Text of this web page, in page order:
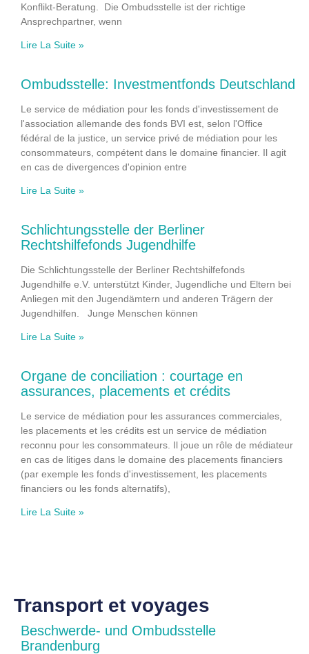
Konflikt-Beratung. Die Ombudsstelle ist der richtige
Ansprechpartner, wenn
Lire La Suite »
Ombudsstelle: Investmentfonds Deutschland
Le service de médiation pour les fonds d'investissement de
l'association allemande des fonds BVI est, selon l'Office
fédéral de la justice, un service privé de médiation pour les
consommateurs, compétent dans le domaine financier. Il agit
en cas de divergences d'opinion entre
Lire La Suite »
Schlichtungsstelle der Berliner
Rechtshilfefonds Jugendhilfe
Die Schlichtungsstelle der Berliner Rechtshilfefonds
Jugendhilfe e.V. unterstützt Kinder, Jugendliche und Eltern bei
Anliegen mit den Jugendämtern und anderen Trägern der
Jugendhilfen. Junge Menschen können
Lire La Suite »
Organe de conciliation : courtage en
assurances, placements et crédits
Le service de médiation pour les assurances commerciales,
les placements et les crédits est un service de médiation
reconnu pour les consommateurs. Il joue un rôle de médiateur
en cas de litiges dans le domaine des placements financiers
(par exemple les fonds d'investissement, les placements
financiers ou les fonds alternatifs),
Lire La Suite »
Transport et voyages
Beschwerde- und Ombudsstelle
Brandenburg